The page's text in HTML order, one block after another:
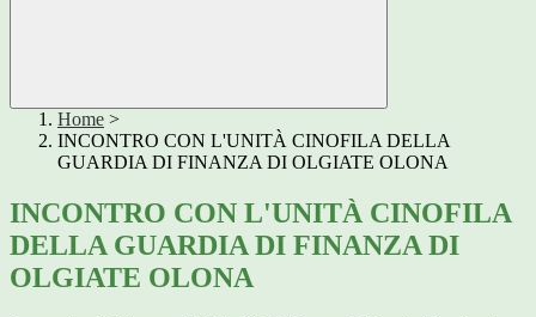
Home >
INCONTRO CON L'UNITÀ CINOFILA DELLA
GUARDIA DI FINANZA DI OLGIATE OLONA
INCONTRO CON L'UNITÀ CINOFILA
DELLA GUARDIA DI FINANZA DI
OLGIATE OLONA